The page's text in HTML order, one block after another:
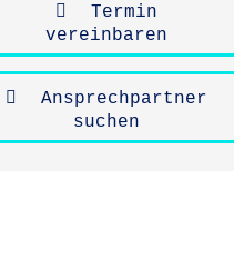
Termin
vereinbaren
Ansprechpartner
suchen